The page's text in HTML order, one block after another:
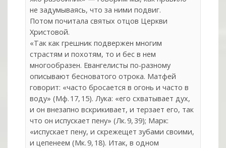
не задумываясь, что за ними подвиг.
Потом почитала святых отцов Церкви
Христовой.
«Так как грешник подвержен многим
страстям и похотям, то и бес в нем
многообразен. Евангелисты по-разному
описывают бесноватого отрока. Матфей
говорит: «часто бросается в огонь и часто в
воду» (Мф. 17, 15). Лука: «его схватывает дух,
и он внезапно вскрикивает, и терзает его, так
что он испускает пену» (Лк. 9, 39); Марк:
«испускает пену, и скрежещет зубами своими,
и цепенеем (Мк. 9, 18). Итак, в одном